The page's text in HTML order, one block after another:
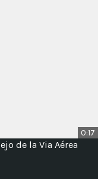
0:17
de la Via Aérea